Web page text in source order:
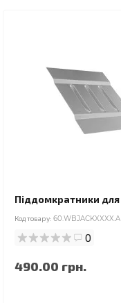
Піддомкратники
Код товару:
0
490.00 грн.